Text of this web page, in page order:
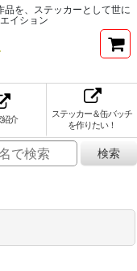
品を、ステッカーとして世に
イション
介
ステッカー＆缶バッチ
を作りたい！